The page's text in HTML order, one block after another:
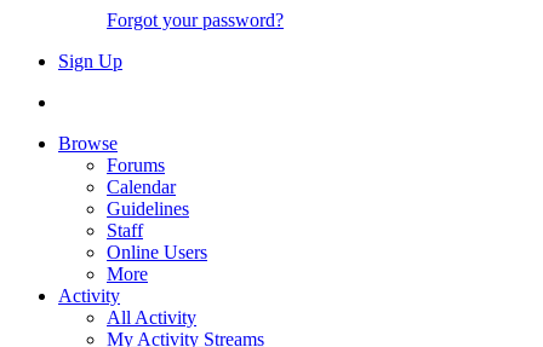
Forgot your password?
Sign Up
Browse
Forums
Calendar
Guidelines
Staff
Online Users
More
Activity
All Activity
My Activity Streams